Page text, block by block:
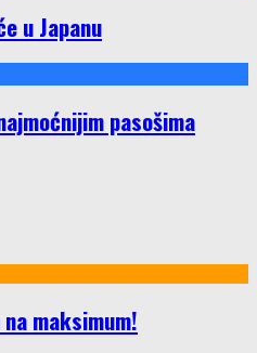
u Japanu
pasošima
maksimum!